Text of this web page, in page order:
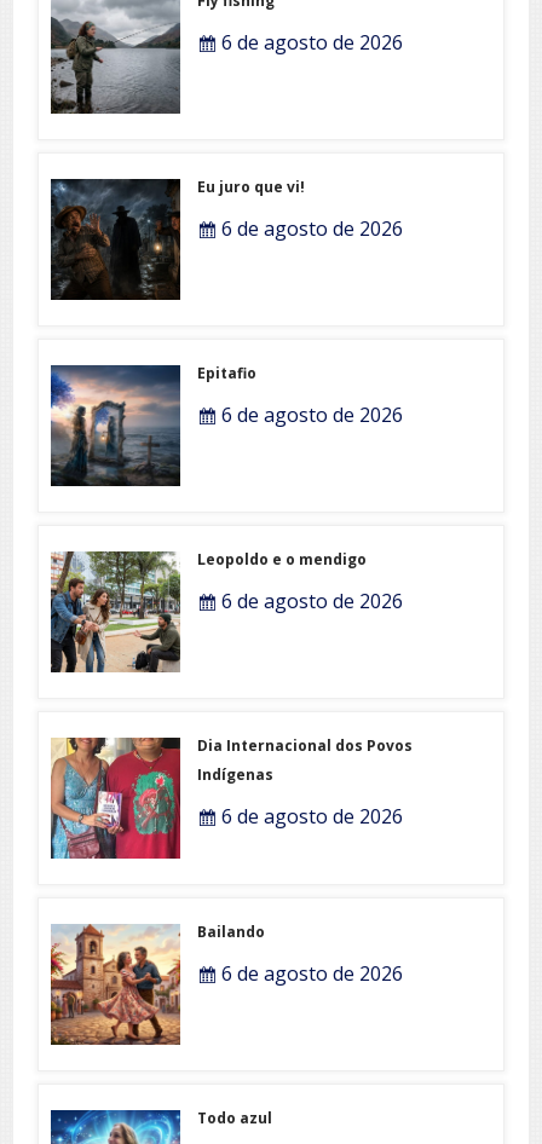
6 de agosto de 2026
Eu juro que vi!
6 de agosto de 2026
Epitafio
6 de agosto de 2026
Leopoldo e o mendigo
6 de agosto de 2026
Dia Internacional dos Povos
Indígenas
6 de agosto de 2026
Bailando
6 de agosto de 2026
Todo azul